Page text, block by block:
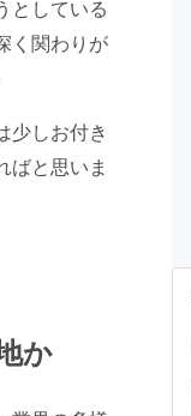
としている
く関わりが
少しお付き
ばと思いま
か